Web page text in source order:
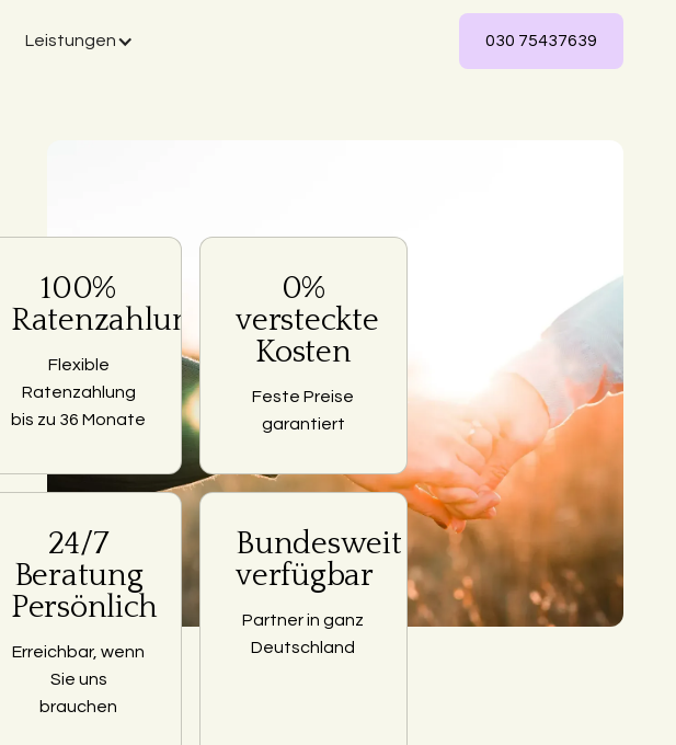
Leistungen 030 75437639
100%
Ratenzahlung
Flexible
Ratenzahlung
bis zu 36 Monate
0%
versteckte
Kosten
Feste Preise
garantiert
24/7
Beratung
Persönlich
Erreichbar, wenn
Sie uns
brauchen
Bundesweit
verfügbar
Partner in ganz
Deutschland